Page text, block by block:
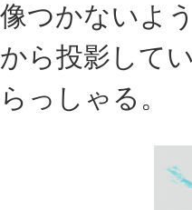
像つかないよ
から投影して
らっしゃる。